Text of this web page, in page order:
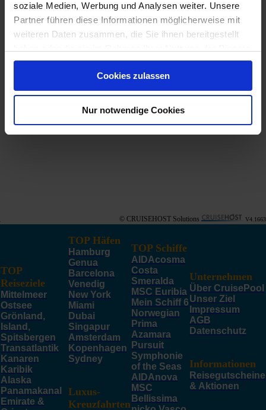
soziale Medien, Werbung und Analysen weiter. Unsere
Partner führen diese Informationen möglicherweise mit
weiteren Daten zusammen, die Sie ihnen bereitgestellt
gesammelt haben.
Cookies zulassen
Nur notwendige Cookies
© CRUISEHOST Solutions V4.1663
TOP
Reiseziele
Mittelmeer
Ostsee
Grönland,
Island,
Spitsbergen
Transatlantik
Kanaren
Karibik
Alaska
Panamakanal
Emirate &
TOP Häfen
Hamburg
Genua
Barcelona
Venedig
New York
Miami
Dubai
Singapur
Amsterdam
Kopenhagen
Sydney
Luxus-
Kreuzfahrten
TOP Schiffe
AIDAcosma
Costa
Smeralda
MSC Euribia
Mein Schiff 6
Norwegian
Prima
Azamara
Pursuit
Symphonie
of the Seas
AIDAnova
MSC
Bellissima
Unternehmen
Über CruisePool
Unser Ziel
Impressum
AGB
Datenschutz
Informationen
Reisegutscheine
& Aktionen